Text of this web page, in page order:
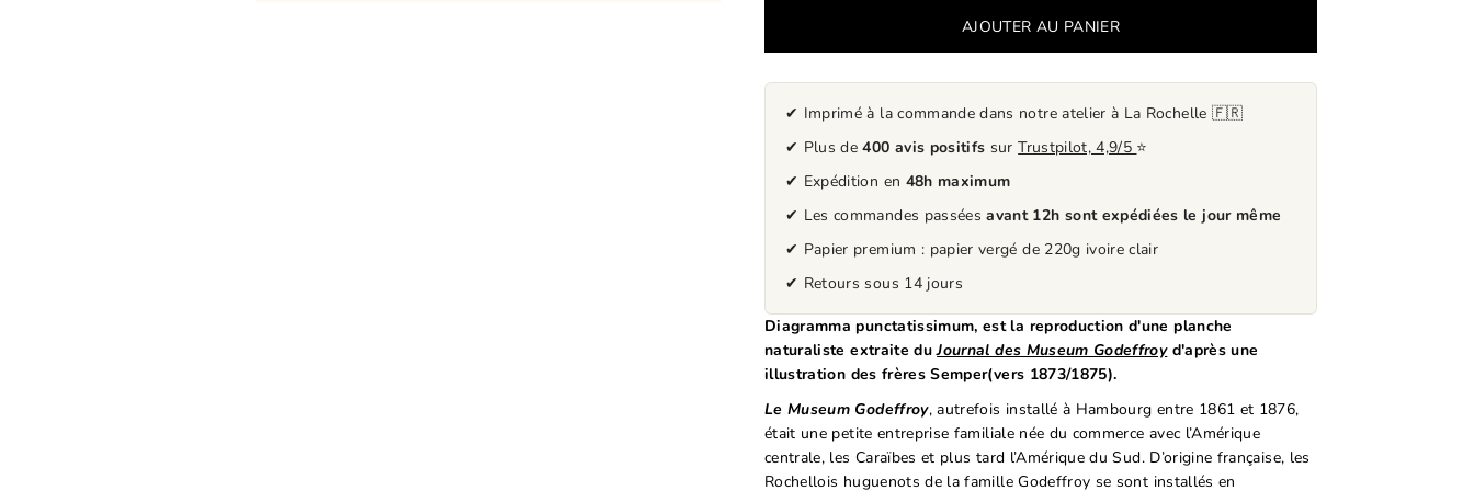
✔ Imprimé à la commande dans notre atelier à La Rochelle 🇫🇷
✔ Plus de400 avis positifs surTrustpilot, 4,9/5 ⭐
✔ Expédition en 48h maximum
✔ Les commandes passéesavant 12h sont expédiées le jour même
✔ Papier premium : papier vergé de 220g ivoire clair
✔ Retours sous 14 jours
Diagramma punctatissimum, est la reproduction d'une planche
naturaliste extraite duJournal des Museum Godeffroyd'après une
illustration des frères Semper(vers 1873/1875).
Le Museum Godeffroy, autrefois installé à Hambourg entre 1861 et 1876,
était une petite entreprise familiale née du commerce avec l’Amérique
centrale, les Caraïbes et plus tard l’Amérique du Sud. D’origine française, les
Rochellois huguenots de la famille Godeffroy se sont installés en